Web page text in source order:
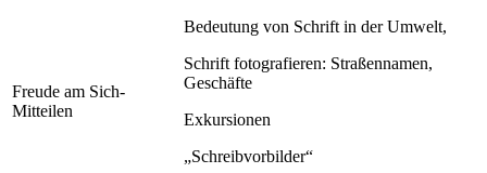
Freude am Sich-
Mitteilen
Bedeutung von Schrift in der Umwelt,
Schrift fotografieren: Straßennamen,
Geschäfte
Exkursionen
„Schreibvorbilder“